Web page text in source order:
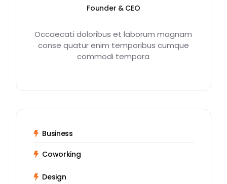
Founder & CEO
Occaecati doloribus et laborum magnam
conse quatur enim temporibus cumque
commodi tempora
Business
Coworking
Design